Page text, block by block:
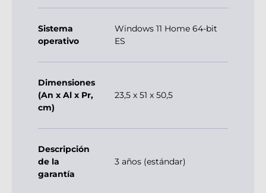
Sistema
operativo
Windows 11 Home 64-bit
ES
Dimensiones
(An x Al x Pr,
cm)
23,5 x 51 x 50,5
Descripción
de la
garantía
3 años (estándar)